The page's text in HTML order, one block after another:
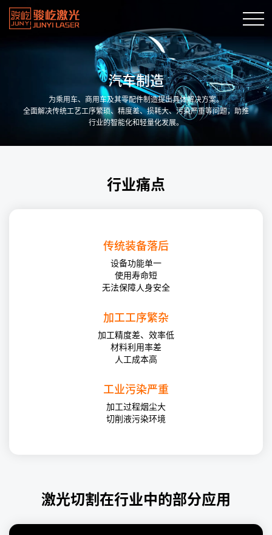
汽车制造
为乘用车、商用车及其零配件制造提出具体解决方案。
全面解决传统工艺工序繁琐、精度差、损耗大、污染严重等问题，助推
行业的智能化和轻量化发展。
行业痛点
传统装备落后
设备功能单一
使用寿命短
无法保障人身安全
加工工序繁杂
加工精度差、效率低
材料利用率差
人工成本高
工业污染严重
加工过程烟尘大
切削液污染环境
激光切割在行业中的部分应用